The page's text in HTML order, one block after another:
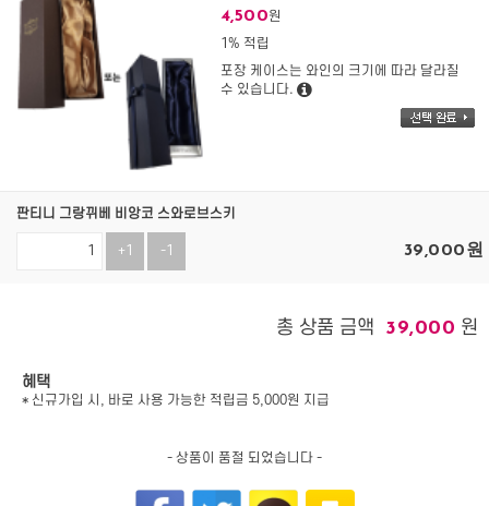
4,500원
1% 적립
포장 케이스는 와인의 크기에 따라 달라질
수 있습니다.
판티니 그랑뀌베 비앙코 스와로브스키
+1 -1 39,000원
총 상품 금액 39,000 원
혜택
* 신규가입 시, 바로 사용 가능한 적립금 5,000원 지급
- 상품이 품절 되었습니다 -